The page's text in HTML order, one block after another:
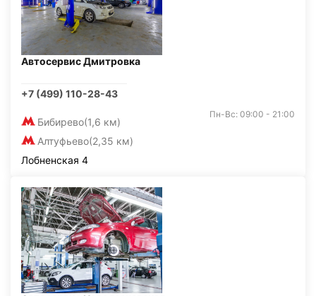
Автосервис Дмитровка
+7 (499) 110-28-43
Бибирево(1,6 км)
Алтуфьево(2,35 км)
Пн-Вс: 09:00 - 21:00
Лобненская 4